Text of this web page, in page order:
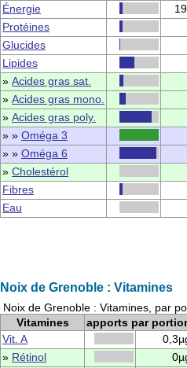
Énergie
Protéines
Glucides
Lipides
» Acides gras sat.
» Acides gras mono.
» Acides gras poly.
» » Oméga 3
» » Oméga 6
» Cholestérol
Fibres
Eau
Noix de Grenoble : Vitamines
Noix de Grenoble : Vitamines, par
Vitamines
apports par
Vit. A
» Rétinol